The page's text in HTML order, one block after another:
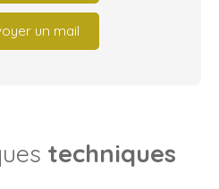
un mail
techniques